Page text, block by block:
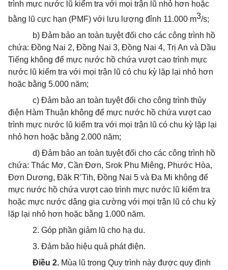
trình mực nước lũ kiểm tra với mọi trận lũ nhỏ hơn hoặc
bằng lũ cực hạn (PMF) với lưu lượng đỉnh 11.000 m3/s;
b) Đảm bảo an toàn tuyệt đối cho các công trình hồ
chứa: Đồng Nai 2, Đồng Nai 3, Đồng Nai 4, Trị An và Dầu
Tiếng không để mực nước hồ chứa vượt cao trình mực
nước lũ kiểm tra với mọi trận lũ có chu kỳ lặp lại nhỏ hơn
hoặc bằng 5.000 năm;
c) Đảm bảo an toàn tuyệt đối cho công trình thủy
điện Hàm Thuận không để mực nước hồ chứa vượt cao
trình mực nước lũ kiểm tra với mọi trận lũ có chu kỳ lặp lại
nhỏ hơn hoặc bằng 2.000 năm;
d) Đảm bảo an toàn tuyệt đối cho các công trình hồ
chứa: Thác Mơ, Cần Đơn, Srok Phu Miêng, Phước Hòa,
Đơn Dương, Đăk R’Tih, Đồng Nai 5 và Đa Mi không để
mực nước hồ chứa vượt cao trình mực nước lũ kiểm tra
hoặc mực nước dâng gia cường với mọi trận lũ có chu kỳ
lặp lại nhỏ hơn hoặc bằng 1.000 năm.
2. Góp phần giảm lũ cho hạ du.
3. Đảm bảo hiệu quả phát điện.
Điều 2. Mùa lũ trong Quy trình này được quy định